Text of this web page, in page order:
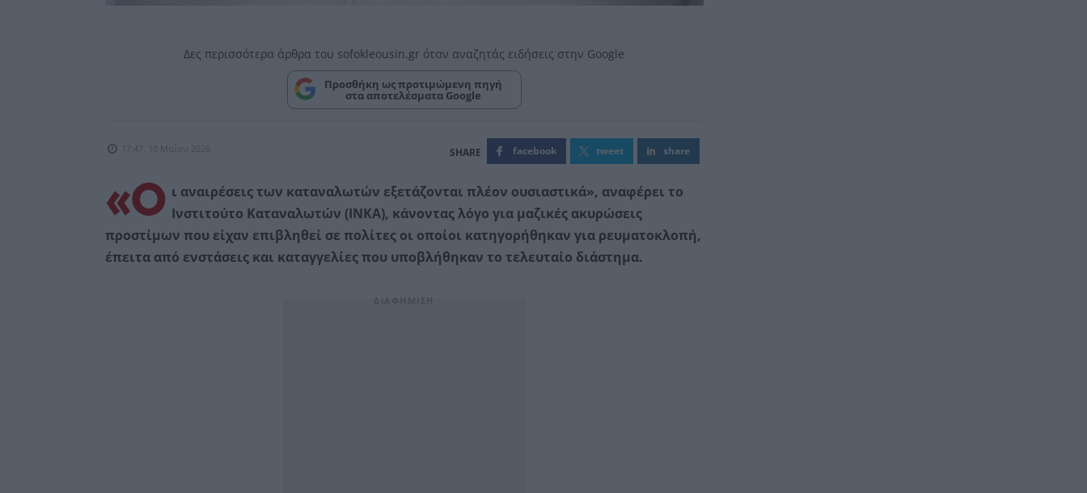
Δες περισσότερα άρθρα του sofokleousin.gr όταν αναζητάς ειδήσεις στην Google
Προσθήκη ως προτιμώμενη πηγή
στα αποτελέσματα Google
17:47, 10 Μαΐου 2026 facebook tweet share
«Ο ι αναιρέσεις των καταναλωτών εξετάζονται πλέον ουσιαστικά», αναφέρει το
Ινστιτούτο Καταναλωτών (ΙΝΚΑ), κάνοντας λόγο για μαζικές ακυρώσεις
προστίμων που είχαν επιβληθεί σε πολίτες οι οποίοι κατηγορήθηκαν για ρευματοκλοπή,
έπειτα από ενστάσεις και καταγγελίες που υποβλήθηκαν το τελευταίο διάστημα.